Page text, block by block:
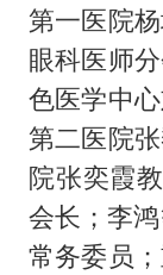
第一医院
眼科医师
色医学中
第二医院
院张奕霞
会长；李
常务委员